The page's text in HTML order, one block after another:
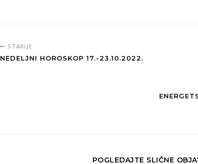
STARIJE
NEDELJNI HOROSKOP 17.-23.10.2022.
POGLEDAJTE SLIČNE